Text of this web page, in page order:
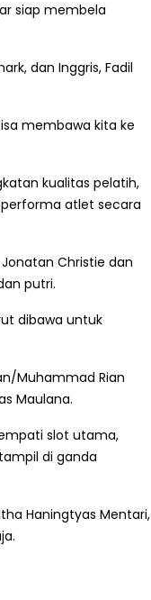
siap membela
dan Inggris, Fadil
membawa kita ke
kualitas pelatih,
atlet secara
Christie dan
putri.
dibawa untuk
Muhammad Rian
Maulana.
slot utama,
di ganda
Haningtyas Mentari,